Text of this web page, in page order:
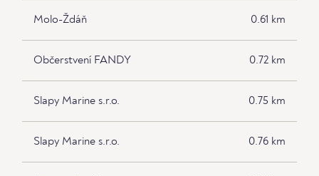
Molo-Ždáň 0.61 km
Občerstvení FANDY 0.72 km
Slapy Marine s.r.o. 0.75 km
Slapy Marine s.r.o. 0.76 km